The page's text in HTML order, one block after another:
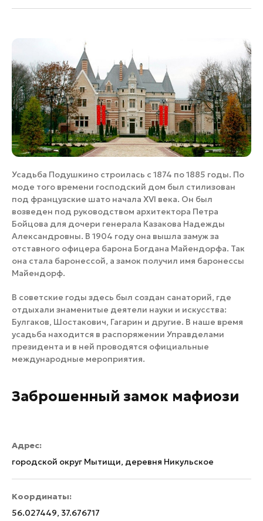
Усадьба Подушкино строилась с 1874 по 1885 годы. По
моде того времени господский дом был стилизован
под французские шато начала XVI века. Он был
возведен под руководством архитектора Петра
Бойцова для дочери генерала Казакова Надежды
Александровны. В 1904 году она вышла замуж за
отставного офицера барона Богдана Майендорфа. Так
она стала баронессой, а замок получил имя баронессы
Майендорф.
В советские годы здесь был создан санаторий, где
отдыхали знаменитые деятели науки и искусства:
Булгаков, Шостакович, Гагарин и другие. В наше время
усадьба находится в распоряжении Управделами
президента и в ней проводятся официальные
международные мероприятия.
Заброшенный замок мафиози
Адрес:
городской округ Мытищи, деревня Никульское
Координаты:
56.027449, 37.676717